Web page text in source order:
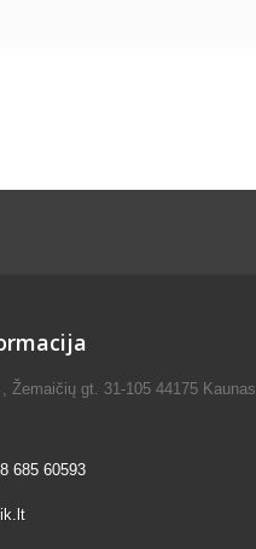
Žemaičių gt. 31-105 44175 Kaunas
8 685 60593